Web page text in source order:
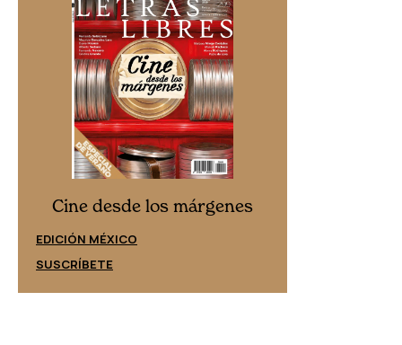
Cine desde los márgenes
EDICIÓN MÉXICO
SUSCRÍBETE